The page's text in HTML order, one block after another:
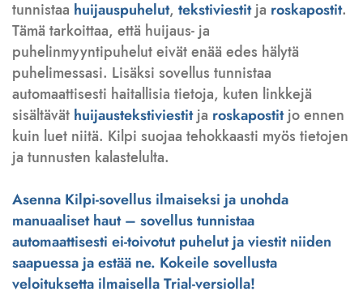
tunnistaa huijauspuhelut, tekstiviestitja roskapostit.
Tämä tarkoittaa, että huijaus- ja
puhelinmyyntipuhelut eivät enää edes hälytä
puhelimessasi. Lisäksi sovellus tunnistaa
automaattisesti haitallisia tietoja, kuten linkkejä
sisältävät huijaustekstiviestitja roskapostitjo ennen
kuin luet niitä. Kilpi suojaa tehokkaasti myös tietojen
ja tunnusten kalastelulta.
Asenna Kilpi-sovellus ilmaiseksi ja unohda
manuaaliset haut – sovellus tunnistaa
automaattisesti ei-toivotut puhelut ja viestit niiden
saapuessa ja estää ne. Kokeile sovellusta
veloituksetta ilmaisella Trial-versiolla!